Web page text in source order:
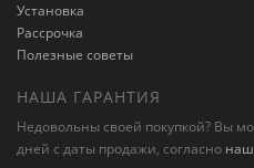
Установка
Рассрочка
Полезные советы
НАША ГАРАНТИЯ
Недовольны своей покупкой? Вы
дней с даты продажи, согласно